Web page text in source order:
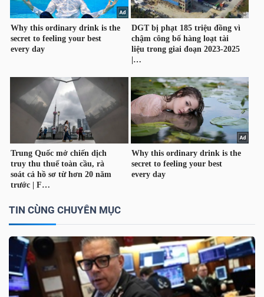
TIN CÙNG CHUYÊN MỤC
NGUYÊN
LIỆU
NGHIỆP
TIÊU
DÙNG
KHÔNG
THIẾT